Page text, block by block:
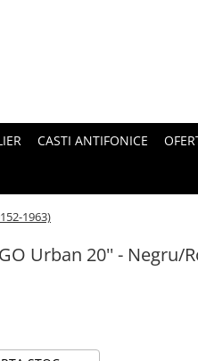
CASTI ANTIFONICE
1963)
Urban 20'' - Negru/